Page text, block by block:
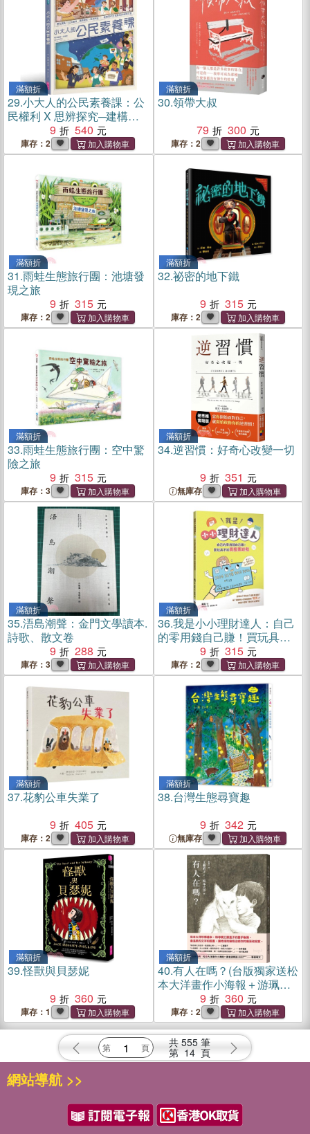
滿額折
29.小大人的公民素養課：公
民權利 X 思辨探究─建構現
代公民素養必備圖文知識書
9 540
庫存：2
滿額折
30.領帶大叔
79
300
庫存：2
滿額折
31.雨蛙生態旅行團：池塘發
現之旅
9
315
庫存：2
滿額折
32.祕密的地下鐵
9
315
庫存：2
滿額折
33.雨蛙生態旅行團：空中驚
險之旅
9
315
庫存：3
滿額折
34.逆習慣：好奇心改變一切
9
351
無庫存
滿額折
35.浯島潮聲：金門文學讀本.
詩歌、散文卷
9
288
庫存：3
滿額折
36.我是小小理財達人：自己
的零用錢自己賺！買玩具不
如買股票給我
9 315
庫存：2
滿額折
37.花豹公車失業了
9
405
庫存：2
滿額折
38.台灣生態尋寶趣
9
342
無庫存
滿額折
39.怪獸與貝瑟妮
9
360
庫存：1
滿額折
40.有人在嗎？(台版獨家送松
本大洋畫作小海報＋游珮芸
導讀專文)
9 360
庫存：2
共 555 筆
第 14 頁
網站導航 >>